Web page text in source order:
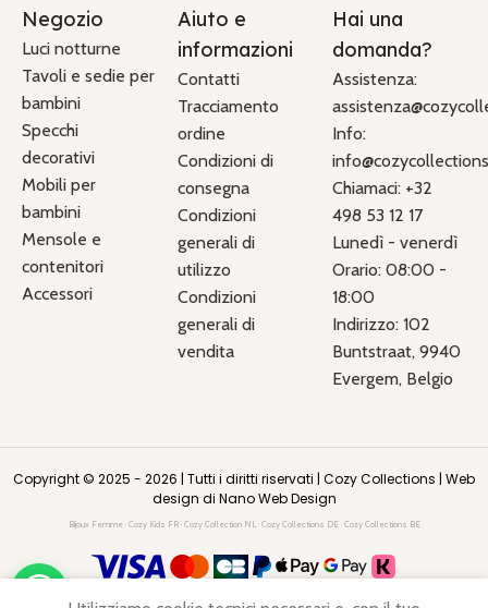
Negozio
Luci notturne
Tavoli e sedie per
bambini
Specchi
decorativi
Mobili per
bambini
Mensole e
contenitori
Accessori
Aiuto e
informazioni
Contatti
Tracciamento
ordine
Condizioni di
consegna
Condizioni
generali di
utilizzo
Condizioni
generali di
vendita
Hai una
domanda?
Assistenza:
Info:
Chiamaci: +32
498 53 12 17
Lunedì - venerdì
Orario: 08:00 -
18:00
Indirizzo: 102
Buntstraat, 9940
Evergem, Belgio
Copyright © 2025 - 2026 | Tutti i diritti riservati | Cozy Collections | Web
design di Nano Web Design
Bijoux Femme · Cozy Kids FR · Cozy Collection NL · Cozy Collections DE · Cozy Collections BE
Set tavolo